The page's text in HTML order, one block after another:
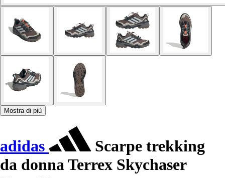
Mostra di più
adidas
Scarpe trekking
da donna Terrex Skychaser